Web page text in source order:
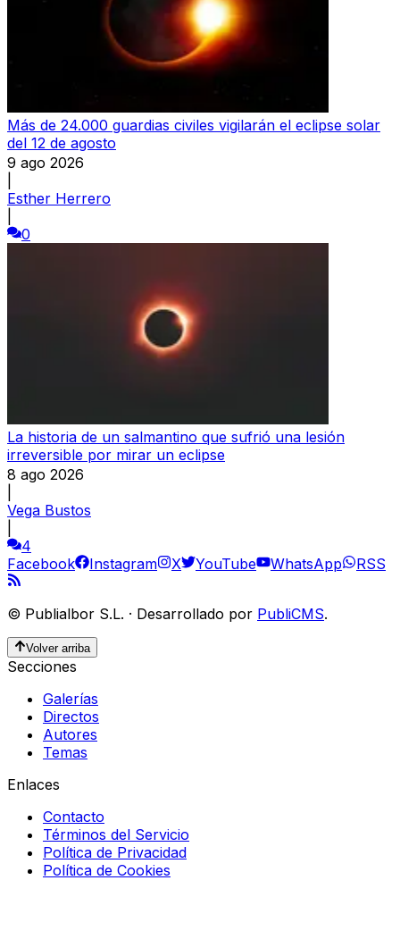
Más de 24.000 guardias civiles vigilarán el eclipse solar
del 12 de agosto
9 ago 2026
Esther Herrero
0
La historia de un salmantino que sufrió una lesión
irreversible por mirar un eclipse
8 ago 2026
Vega Bustos
4
Facebook
Instagram X YouTube WhatsApp RSS
© Publialbor S.L. · Desarrollado por PubliCMS.
Volver arriba
Secciones
Galerías
Directos
Autores
Temas
Enlaces
Contacto
Términos del Servicio
Política de Privacidad
Política de Cookies